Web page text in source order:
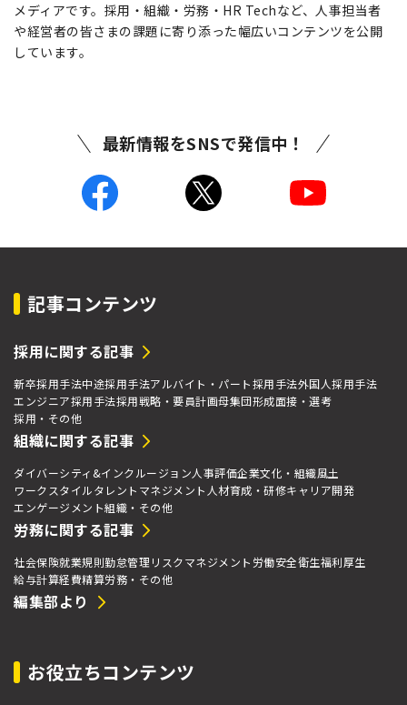
メディアです。採用・組織・労務・HR Techなど、人事担当者
や経営者の皆さまの課題に寄り添った幅広いコンテンツを公開
しています。
最新情報をSNSで発信中！
記事コンテンツ
採用に関する記事
新卒採用手法中途採用手法アルバイト・パート採用手法外国人採用手法
エンジニア採用手法採用戦略・要員計画母集団形成面接・選考
採用・その他
組織に関する記事
ダイバーシティ&インクルージョン人事評価企業文化・組織風土
ワークスタイルタレントマネジメント 人材育成・研修キャリア開発
エンゲージメント組織・その他
労務に関する記事
社会保険就業規則勤怠管理 リスクマネジメント 労働安全衛生福利厚生
給与計算経費精算労務・その他
編集部より
お役立ちコンテンツ